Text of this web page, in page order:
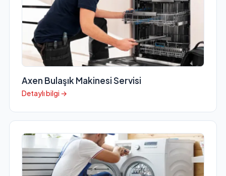
Axen Bulaşık Makinesi Servisi
Detaylı bilgi →